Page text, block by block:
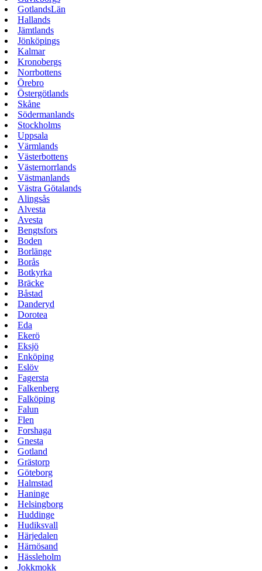
GotlandsLän
Hallands
Jämtlands
Jönköpings
Kalmar
Kronobergs
Norrbottens
Örebro
Östergötlands
Skåne
Södermanlands
Stockholms
Uppsala
Värmlands
Västerbottens
Västernorrlands
Västmanlands
Västra Götalands
Alingsås
Alvesta
Avesta
Bengtsfors
Boden
Borlänge
Borås
Botkyrka
Bräcke
Båstad
Danderyd
Dorotea
Eda
Ekerö
Eksjö
Enköping
Eslöv
Fagersta
Falkenberg
Falköping
Falun
Flen
Forshaga
Gnesta
Gotland
Grästorp
Göteborg
Halmstad
Haninge
Helsingborg
Huddinge
Hudiksvall
Härjedalen
Härnösand
Hässleholm
Jokkmokk